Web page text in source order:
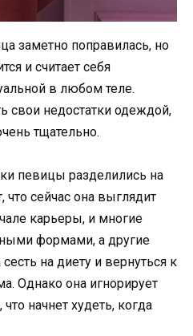
заметно поправилась, но
и считает себя
в любом теле.
свои недостатки одеждой,
тщательно.
певицы разделились на
что сейчас она выглядит
карьеры, и многие
формами, а другие
на диету и вернуться к
Однако она игнорирует
начнет худеть, когда